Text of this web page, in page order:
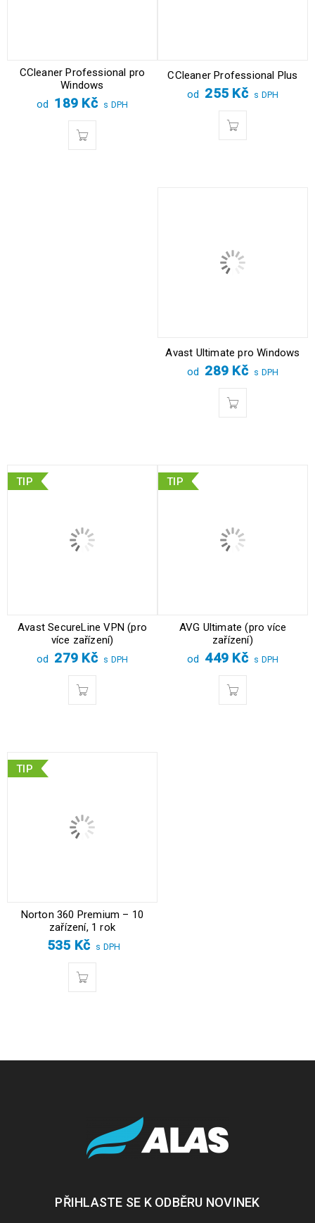
CCleaner Professional pro
Windows
od 189 Kč s DPH
CCleaner Professional Plus
od 255 Kč s DPH
Avast Ultimate pro Windows
od 289 Kč s DPH
TIP
Avast SecureLine VPN (pro
více zařízení)
od 279 Kč s DPH
TIP
AVG Ultimate (pro více
zařízení)
od 449 Kč s DPH
TIP
Norton 360 Premium – 10
zařízení, 1 rok
535 Kč s DPH
PŘIHLASTE SE K ODBĚRU NOVINEK